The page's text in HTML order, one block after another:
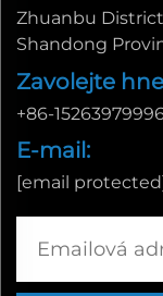
Zhuanbu
Shandong
Zavolejte
+86-
E-mail:
[email protected]